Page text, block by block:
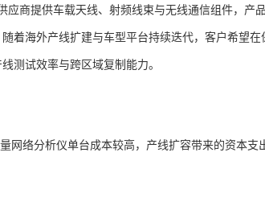
应商提供车载天线、射频线束与无线通信组件，产品
着海外产线扩建与车型平台持续迭代，客户希望
测试效率与跨区域复制能力。
络分析仪单台成本较高，产线扩容带来的资本支